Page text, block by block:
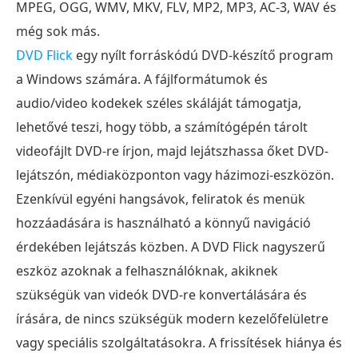
MPEG, OGG, WMV, MKV, FLV, MP2, MP3, AC-3, WAV és
még sok más.
DVD Flick egy nyílt forráskódú DVD-készítő program
a Windows számára. A fájlformátumok és
audio/video kodekek széles skáláját támogatja,
lehetővé teszi, hogy több, a számítógépén tárolt
videofájlt DVD-re írjon, majd lejátszhassa őket DVD-
lejátszón, médiaközponton vagy házimozi-eszközön.
Ezenkívül egyéni hangsávok, feliratok és menük
hozzáadására is használható a könnyű navigáció
érdekében lejátszás közben. A DVD Flick nagyszerű
eszköz azoknak a felhasználóknak, akiknek
szükségük van videók DVD-re konvertálására és
írására, de nincs szükségük modern kezelőfelületre
vagy speciális szolgáltatásokra. A frissítések hiánya és